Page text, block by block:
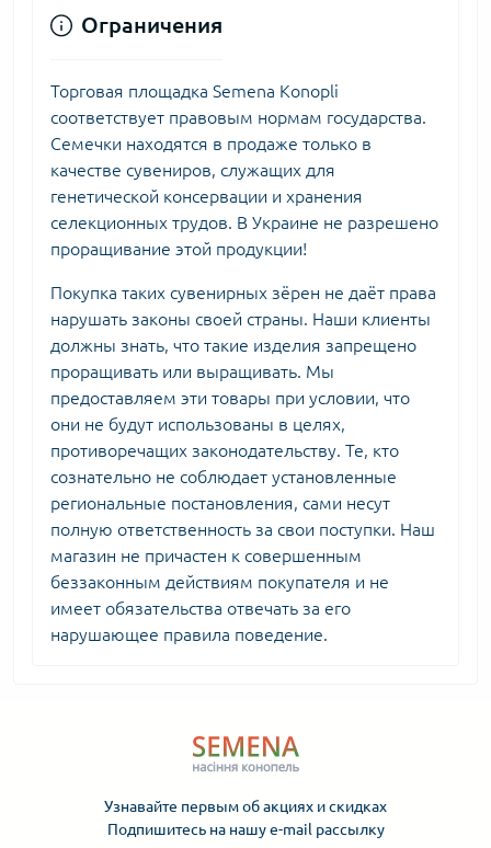
Ограничения
Торговая площадка Semena Konopli
соответствует правовым нормам государства.
Семечки находятся в продаже только в
качестве сувениров, служащих для
генетической консервации и хранения
селекционных трудов. В Украине не разрешено
проращивание этой продукции!
Покупка таких сувенирных зёрен не даёт права
нарушать законы своей страны. Наши клиенты
должны знать, что такие изделия запрещено
проращивать или выращивать. Мы
предоставляем эти товары при условии, что
они не будут использованы в целях,
противоречащих законодательству. Те, кто
сознательно не соблюдает установленные
региональные постановления, сами несут
полную ответственность за свои поступки. Наш
магазин не причастен к совершенным
беззаконным действиям покупателя и не
имеет обязательства отвечать за его
нарушающее правила поведение.
Узнавайте первым об акциях и скидках
Подпишитесь на нашу e-mail рассылку